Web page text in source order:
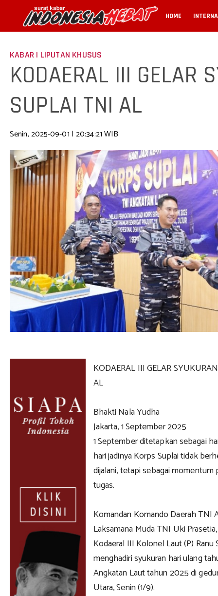
HOME
KABAR | LIPUTAN KHUSUS
KODAERAL III GELAR
SUPLAI TNI AL
Senin, 2025-09-01 | 20:34:21 WIB
KODAERAL III GELAR
AL
Bhakti Nala Yudha
Jakarta, 1 September 2025
1 September ditetapkan sebagai
hari jadinya Korps Suplai tidak
dijalani, tetapi sebagai
tugas.
Komandan Komando Daerah TNI
Laksamana Muda TNI Uki
Kodaeral III Kolonel Laut (P) Ranu
menghadiri syukuran hari ulang
Angkatan Laut tahun 2025 di
Utara, Senin (1/9).